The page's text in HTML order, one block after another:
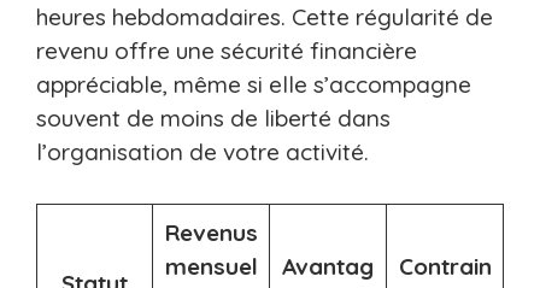
heures hebdomadaires. Cette régularité de
revenu offre une sécurité financière
appréciable, même si elle s’accompagne
souvent de moins de liberté dans
l’organisation de votre activité.
Revenus
mensuel
Avantag
Contrain